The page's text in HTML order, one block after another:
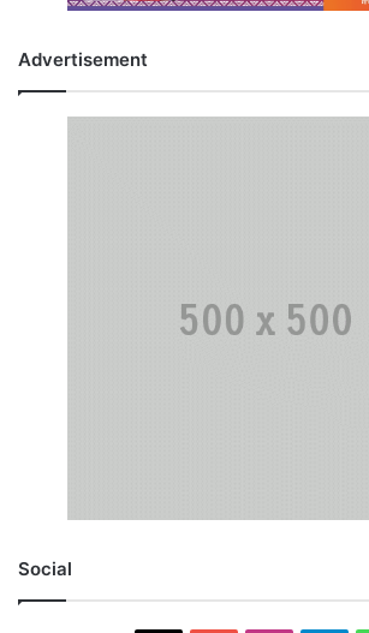
Advertisement
Social